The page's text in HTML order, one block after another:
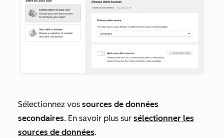
Sélectionnez vos sources de données
secondaires. En savoir plus sur sélectionner les
sources de données.